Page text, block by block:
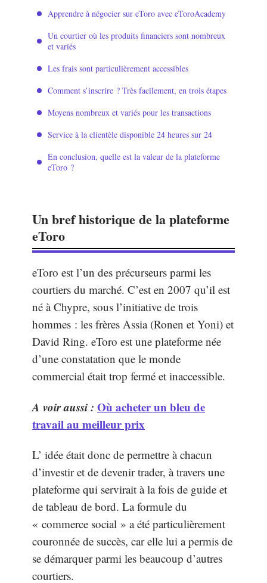
Apprendre à négocier sur eToro avec eToroAcademy
Un courtier où les produits financiers sont nombreux
et variés
Les frais sont particulièrement accessibles
Comment s’inscrire ? Très facilement, en trois étapes
Moyens nombreux et variés pour les transactions
Service à la clientèle disponible 24 heures sur 24
En conclusion, quelle est la valeur de la plateforme
eToro ?
Un bref historique de la plateforme
eToro
eToro est l’un des précurseurs parmi les
courtiers du marché. C’est en 2007 qu’il est
né à Chypre, sous l’initiative de trois
hommes : les frères Assia (Ronen et Yoni) et
David Ring. eToro est une plateforme née
d’une constatation que le monde
commercial était trop fermé et inaccessible.
A voir aussi : Où acheter un bleu de
travail au meilleur prix
L’ idée était donc de permettre à chacun
d’investir et de devenir trader, à travers une
plateforme qui servirait à la fois de guide et
de tableau de bord. La formule du
« commerce social » a été particulièrement
couronnée de succès, car elle lui a permis de
se démarquer parmi les beaucoup d’autres
courtiers.